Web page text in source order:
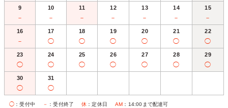
9
－
10
－
11
－
12
－
13
－
14
－
15
－
16
－
17
◯
18
◯
19
◯
20
◯
21
◯
22
◯
23
◯
24
◯
25
◯
26
◯
27
◯
28
◯
29
◯
30
◯
31
◯
◯ ：受付中 － ：受付終了 休 ：定休日 AM ：14:00まで配達可